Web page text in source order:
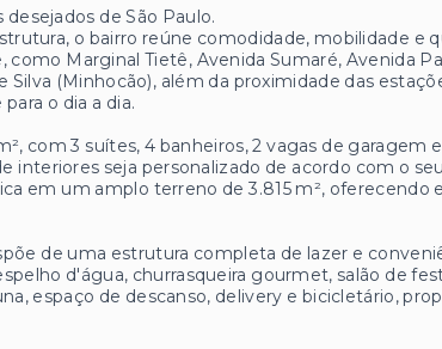
de São Paulo.
o bairro reúne comodidade, mobilidade e
como Marginal Tietê, Avenida Sumaré, Avenida
Silva (Minhocão), além da proximidade das
o dia a dia.
com 3 suítes, 4 banheiros, 2 vagas de garagem
interiores seja personalizado de acordo com o
em um amplo terreno de 3.815 m², oferecendo
de uma estrutura completa de lazer e
d'água, churrasqueira gourmet, salão de
espaço de descanso, delivery e bicicletário,